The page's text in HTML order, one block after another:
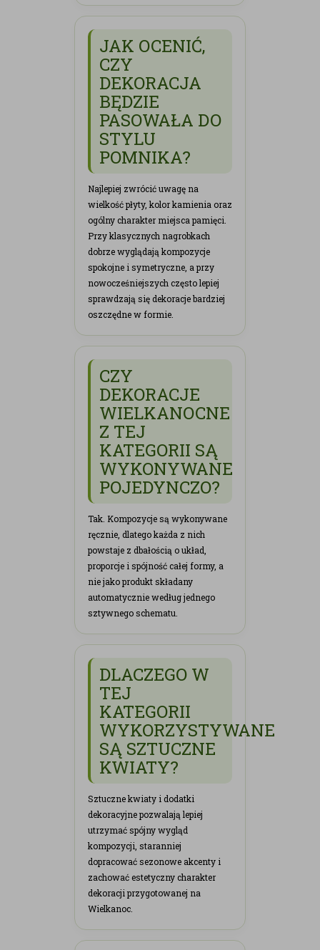
JAK OCENIĆ,
CZY
DEKORACJA
BĘDZIE
PASOWAŁA DO
STYLU
POMNIKA?
Najlepiej zwrócić uwagę na
wielkość płyty, kolor kamienia oraz
ogólny charakter miejsca pamięci.
Przy klasycznych nagrobkach
dobrze wyglądają kompozycje
spokojne i symetryczne, a przy
nowocześniejszych często lepiej
sprawdzają się dekoracje bardziej
oszczędne w formie.
CZY
DEKORACJE
WIELKANOCNE
Z TEJ
KATEGORII SĄ
WYKONYWANE
POJEDYNCZO?
Tak. Kompozycje są wykonywane
ręcznie, dlatego każda z nich
powstaje z dbałością o układ,
proporcje i spójność całej formy, a
nie jako produkt składany
automatycznie według jednego
sztywnego schematu.
DLACZEGO W
TEJ
KATEGORII
WYKORZYSTYWANE
SĄ SZTUCZNE
KWIATY?
Sztuczne kwiaty i dodatki
dekoracyjne pozwalają lepiej
utrzymać spójny wygląd
kompozycji, staranniej
dopracować sezonowe akcenty i
zachować estetyczny charakter
dekoracji przygotowanej na
Wielkanoc.